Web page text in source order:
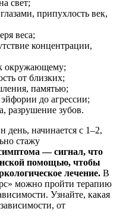
свет;
припухлость век,
веса;
концентрации,
окружающему;
от близких;
памятью;
до агрессии;
разрушение зубов.
начинается с 1–2,
стажу
— сигнал, что
помощью, чтобы
лечение. В
можно пройти терапию
Узнайте, какая
от